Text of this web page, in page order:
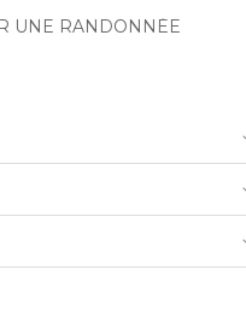
UNE RANDONNÉE